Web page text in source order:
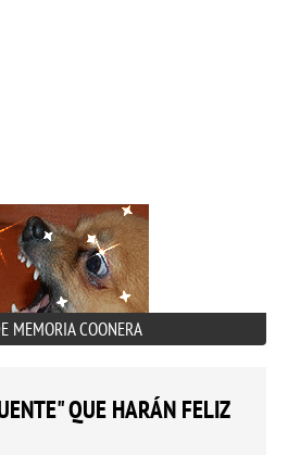
MEMORIA COONERA
QUE HARÁN FELIZ